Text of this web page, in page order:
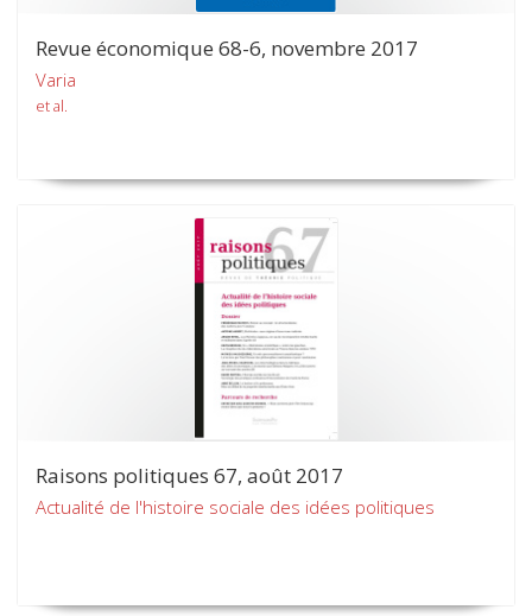
Revue économique 68-6, novembre 2017
Varia
et al.
Raisons politiques 67, août 2017
Actualité de l'histoire sociale des idées politiques